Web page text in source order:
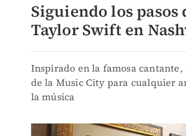
Siguiendo los pasos
Taylor Swift en
Inspirado en la famosa cantante,
de la Music City para cualquier
la música